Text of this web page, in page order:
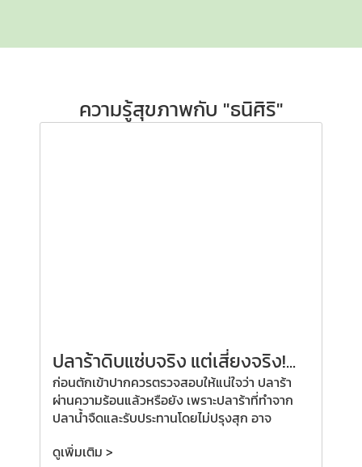
ความรู้สุขภาพกับ "ธนิศิริ"
ปลาร้าดิบแซ่บจริง แต่เสี่ยงจริง!...
ก่อนตักเข้าปากควรตรวจสอบให้แน่ใจว่า ปลาร้า
ผ่านความร้อนแล้วหรือยัง เพราะปลาร้าที่ทำจาก
ปลาน้ำจืดและรับประทานโดยไม่ปรุงสุก อาจ
ดูเพิ่มเติม >